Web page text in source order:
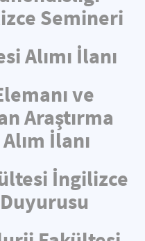
Semineri
Alımı İlanı
ve
Araştırma
İlanı
İngilizce